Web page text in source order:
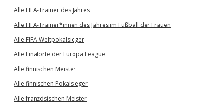
Alle FIFA-Trainer des Jahres
Alle FIFA-Trainer*innen des Jahres im Fußball der Frauen
Alle FIFA-Weltpokalsieger
Alle Finalorte der Europa League
Alle finnischen Meister
Alle finnischen Pokalsieger
Alle französischen Meister